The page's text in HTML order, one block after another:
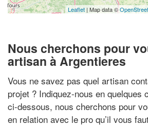
Leaflet | Map data ©
Nous cherchons pour
artisan à Argentieres
Vous ne savez pas quel artisan
projet ? Indiquez-nous en quelques
ci-dessous, nous cherchons pour
en relation avec le pro qu’il vous